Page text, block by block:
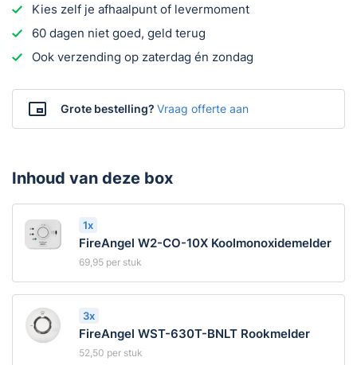
Kies zelf je afhaalpunt of levermoment
60 dagen niet goed, geld terug
Ook verzending op zaterdag én zondag
Grote bestelling? Vraag offerte aan
Inhoud van deze box
1x
FireAngel W2-CO-10X Koolmonoxidemelder
69,95 per stuk
3x
FireAngel WST-630T-BNLT Rookmelder
52,50 per stuk